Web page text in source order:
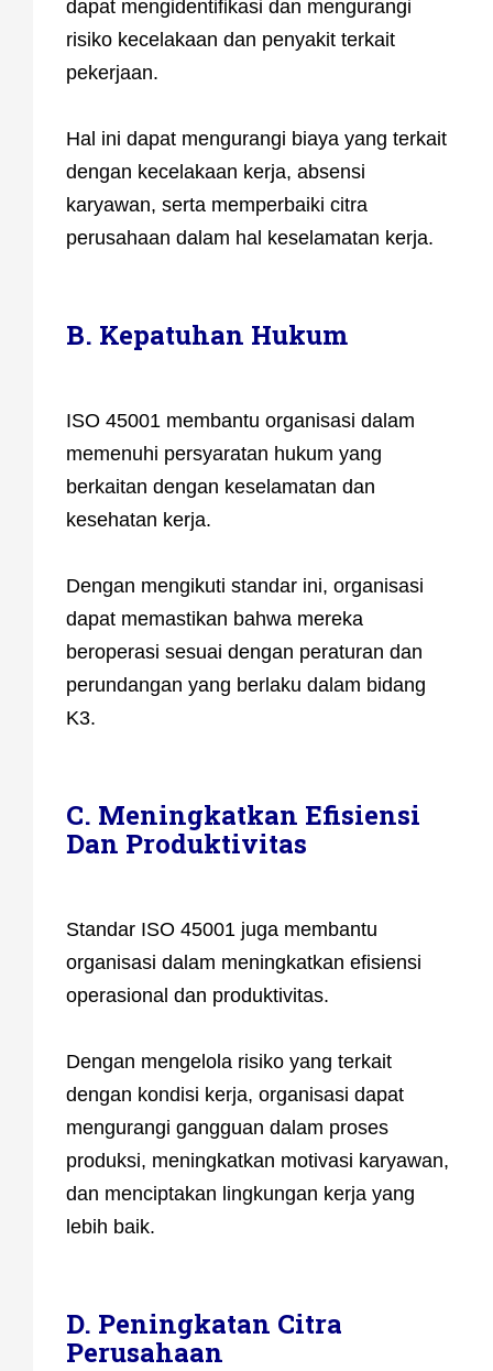
dapat mengidentifikasi dan mengurangi
risiko kecelakaan dan penyakit terkait
pekerjaan.
Hal ini dapat mengurangi biaya yang terkait
dengan kecelakaan kerja, absensi
karyawan, serta memperbaiki citra
perusahaan dalam hal keselamatan kerja.
B. Kepatuhan Hukum
ISO 45001 membantu organisasi dalam
memenuhi persyaratan hukum yang
berkaitan dengan keselamatan dan
kesehatan kerja.
Dengan mengikuti standar ini, organisasi
dapat memastikan bahwa mereka
beroperasi sesuai dengan peraturan dan
perundangan yang berlaku dalam bidang
K3.
C. Meningkatkan Efisiensi
Dan Produktivitas
Standar ISO 45001 juga membantu
organisasi dalam meningkatkan efisiensi
operasional dan produktivitas.
Dengan mengelola risiko yang terkait
dengan kondisi kerja, organisasi dapat
mengurangi gangguan dalam proses
produksi, meningkatkan motivasi karyawan,
dan menciptakan lingkungan kerja yang
lebih baik.
D. Peningkatan Citra
Perusahaan